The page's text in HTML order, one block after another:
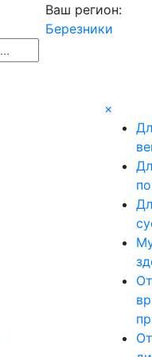
Ваш регион:
Березники
×